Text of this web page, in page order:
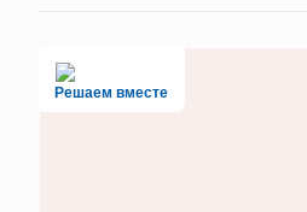
Решаем вместе